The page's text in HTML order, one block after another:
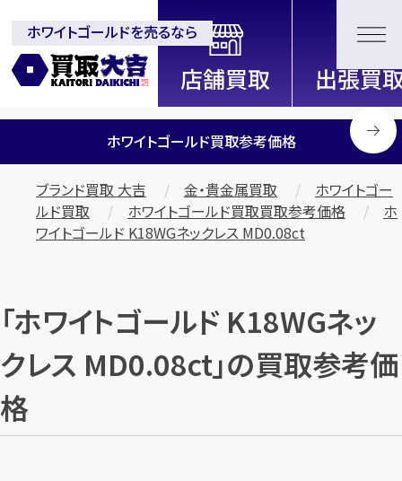
全国2200店舗以上展開中！信頼と実績の買取専門店「買取大
吉」
ホワイトゴールドを売るなら
ホワイトゴールド買取参考価格
ブランド買取 大吉 金・貴金属買取
ホワイトゴー
ルド買取
ホワイトゴールド買取買取参考価格
ホ
ワイトゴールド K18WGネックレス MD0.08ct
「ホワイトゴールド K18WGネッ
クレス MD0.08ct」の買取参考価
格